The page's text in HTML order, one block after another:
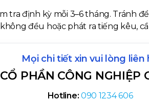
tra định kỳ mỗi 3–6 tháng. Tránh
đều hoặc phát ra tiếng kêu,
Mọi chi tiết xin vui lòng liên
PHẦN CÔNG NGHIỆP
Hotline: 090 1234 606